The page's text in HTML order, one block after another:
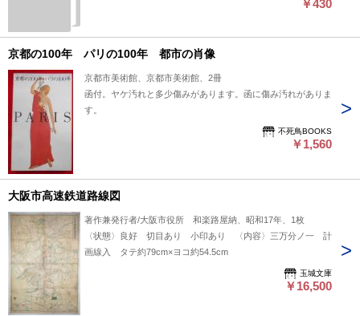
￥430
京都の100年 パリの100年 都市の肖像
京都市美術館、京都市美術館、2冊
函付。ヤケ汚れと多少傷みがあります。函に傷み汚れがありま
す。
不死鳥BOOKS
￥1,560
大阪市高速鉄道路線図
著作兼発行者/大阪市役所 和楽路屋納、昭和17年、1枚
〈状態〉良好 切目あり 小印あり 〈内容〉三万分ノ一 計
画線入 タテ約79cm×ヨコ約54.5cm
玉城文庫
￥16,500